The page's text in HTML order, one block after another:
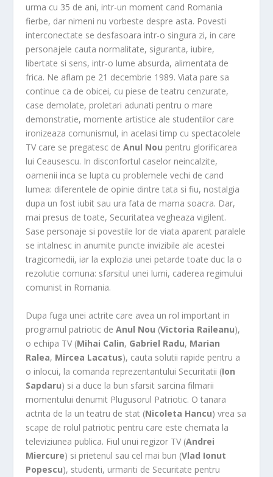
urma cu 35 de ani, intr-un moment cand Romania
fierbe, dar nimeni nu vorbeste despre asta. Povesti
interconectate se desfasoara intr-o singura zi, in care
personajele cauta normalitate, siguranta, iubire,
libertate si sens, intr-o lume absurda, alimentata de
frica. Ne aflam pe 21 decembrie 1989. Viata pare sa
continue ca de obicei, cu piese de teatru cenzurate,
case demolate, proletari adunati pentru o mare
demonstratie, momente artistice ale studentilor care
ironizeaza comunismul, in acelasi timp cu spectacolele
TV care se pregatesc deAnul Nou pentru glorificarea
lui Ceausescu. In disconfortul caselor neincalzite,
oamenii inca se lupta cu problemele vechi de cand
lumea: diferentele de opinie dintre tata si fiu, nostalgia
dupa un fost iubit sau ura fata de mama soacra. Dar,
mai presus de toate, Securitatea vegheaza vigilent.
Sase personaje si povestile lor de viata aparent paralele
se intalnesc in anumite puncte invizibile ale acestei
tragicomedii, iar la explozia unei petarde toate duc la o
rezolutie comuna: sfarsitul unei lumi, caderea regimului
comunist in Romania.
Dupa fuga unei actrite care avea un rol important in
programul patriotic deAnul Nou (Victoria Raileanu),
o echipa TV (Mihai Calin, Gabriel Radu, Marian
Ralea, Mircea Lacatus), cauta solutii rapide pentru a
o inlocui, la comanda reprezentantului Securitatii (Ion
Sapdaru) si a duce la bun sfarsit sarcina filmarii
momentului denumit Plugusorul Patriotic. O tanara
actrita de la un teatru de stat (Nicoleta Hancu) vrea sa
scape de rolul patriotic pentru care este chemata la
televiziunea publica. Fiul unui regizor TV (Andrei
Miercure) si prietenul sau cel mai bun (Vlad Ionut
Popescu), studenti, urmariti de Securitate pentru